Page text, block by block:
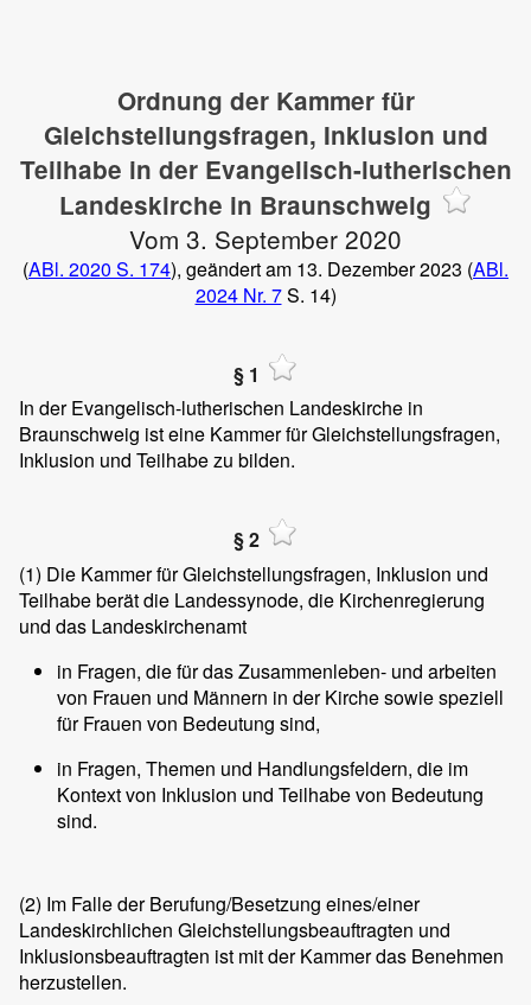
Ordnung der Kammer für
Gleichstellungsfragen, Inklusion und
Teilhabe in der Evangelisch-lutherischen
Landeskirche in Braunschweig
Vom 3. September 2020
(ABl. 2020 S. 174), geändert am 13. Dezember 2023 (ABl.
2024 Nr. 7S. 14)
§ 1
In der Evangelisch-lutherischen Landeskirche in
Braunschweig ist eine Kammer für Gleichstellungsfragen,
Inklusion und Teilhabe zu bilden.
§ 2
(1) Die Kammer für Gleichstellungsfragen, Inklusion und
Teilhabe berät die Landessynode, die Kirchenregierung
und das Landeskirchenamt
in Fragen, die für das Zusammenleben- und arbeiten
von Frauen und Männern in der Kirche sowie speziell
für Frauen von Bedeutung sind,
in Fragen, Themen und Handlungsfeldern, die im
Kontext von Inklusion und Teilhabe von Bedeutung
sind.
(2) Im Falle der Berufung/Besetzung eines/einer
Landeskirchlichen Gleichstellungsbeauftragten und
Inklusionsbeauftragten ist mit der Kammer das Benehmen
herzustellen.